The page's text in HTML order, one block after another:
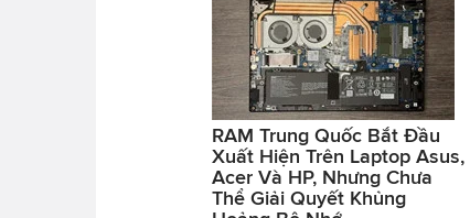
RAM Trung Quốc Bắt Đầu
Xuất Hiện Trên Laptop Asus,
Acer Và HP, Nhưng Chưa
Thể Giải Quyết Khủng